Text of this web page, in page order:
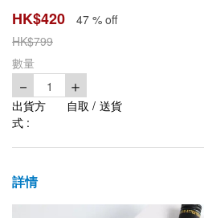
HK$420 47 % off
HK$799
數量
－ 1 ＋
出貨方
式 :
自取 / 送貨
詳情